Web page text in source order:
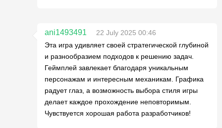
ani1493491
22 July 2025 00:46
Эта игра удивляет своей стратегической глубиной
и разнообразием подходов к решению задач.
Геймплей завлекает благодаря уникальным
персонажам и интересным механикам. Графика
радует глаз, а возможность выбора стиля игры
делает каждое прохождение неповторимым.
Чувствуется хорошая работа разработчиков!